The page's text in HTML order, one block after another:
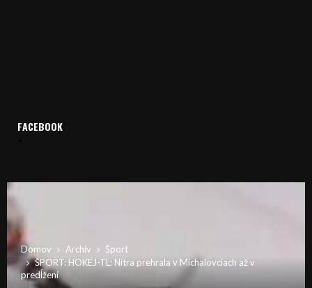
Domov Archív
Šport
ŠPORT: HOKEJ-TL: Nitra prehrala v Michalovciach až v
predĺžení
FACEBOOK